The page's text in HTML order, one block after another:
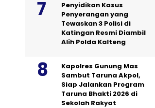
Penyidikan Kasus
Penyerangan yang
Tewaskan 3 Polisi di
Katingan Resmi Diambil
Alih Polda Kalteng
Kapolres Gunung Mas
Sambut Taruna Akpol,
Siap Jalankan Program
Taruna Bhakti 2026 di
Sekolah Rakyat